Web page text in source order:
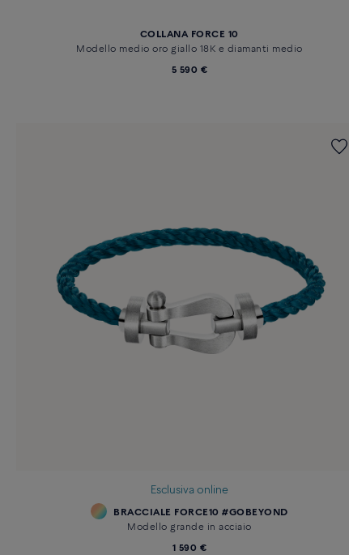
COLLANA FORCE 10
Modello medio oro giallo 18K e diamanti medio
5 590 €
Esclusiva online
BRACCIALE FORCE10 #GOBEYOND
Modello grande in acciaio
1 590 €